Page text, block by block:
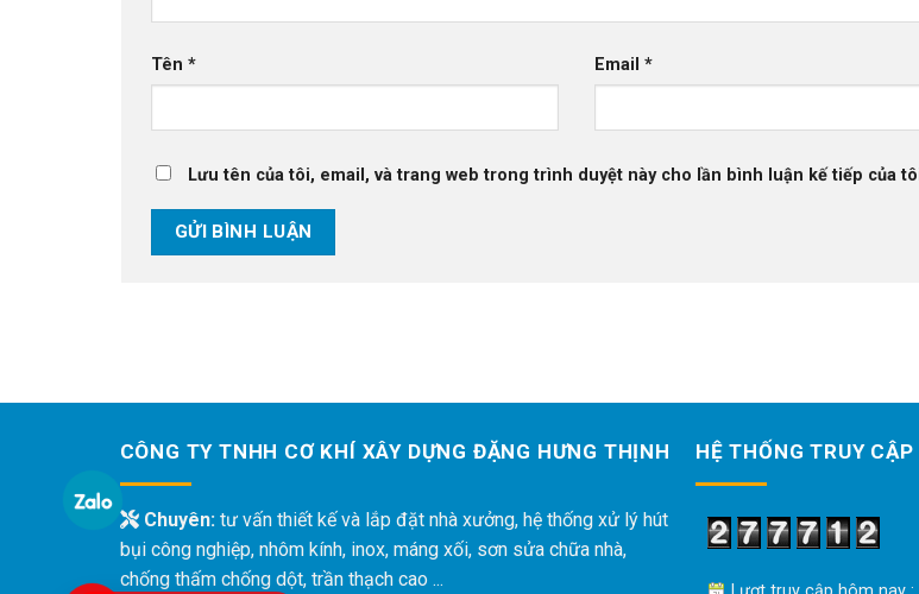
Tên * Email*
Lưu tên của tôi, email, và trang web trong trình duyệt này cho lần bình luận kế tiếp của
CÔNG TY TNHH CƠ KHÍ XÂY DỰNG ĐẶNG HƯNG THỊNH
Chuyên:tư vấn thiết kế và lắp đặt nhà xưởng, hệ thống xử lý hút
bụi công nghiệp, nhôm kính, inox, máng xối, sơn sửa chữa nhà,
chống thấm chống dột, trần thạch cao ...
HỆ THỐNG TRUY CẬP